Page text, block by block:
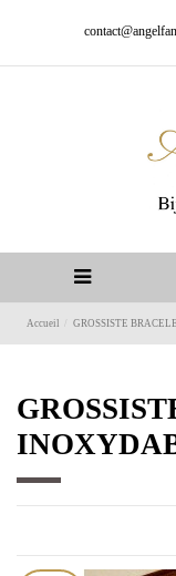
Accueil GROSSISTE